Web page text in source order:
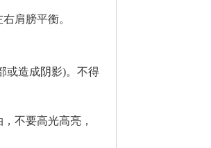
肩膀平衡。
或造成阴影)。不得
不要高光高亮，